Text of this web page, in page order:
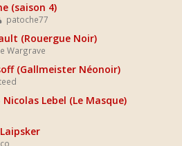
(saison 4)
patoche77
(Rouergue Noir)
Wargrave
(Gallmeister Néonoir)
Lebel (Le Masque)